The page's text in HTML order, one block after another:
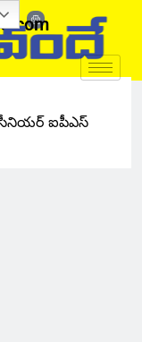
సీనియర్ ఐపీఎస్